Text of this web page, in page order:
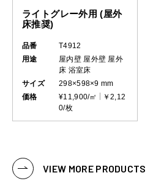
ライトグレー外用 (屋外
床推奨)
品番
T4912
用途
屋内壁 屋外壁 屋外
床 浴室床
サイズ
298×598×9 mm
価格
¥11,900/㎡
￥2,12
0/枚
VIEW MORE PRODUCTS